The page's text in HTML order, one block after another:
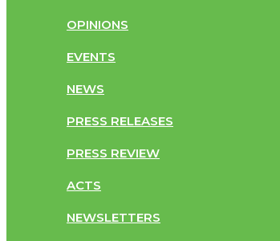
OPINIONS
EVENTS
NEWS
PRESS RELEASES
PRESS REVIEW
ACTS
NEWSLETTERS